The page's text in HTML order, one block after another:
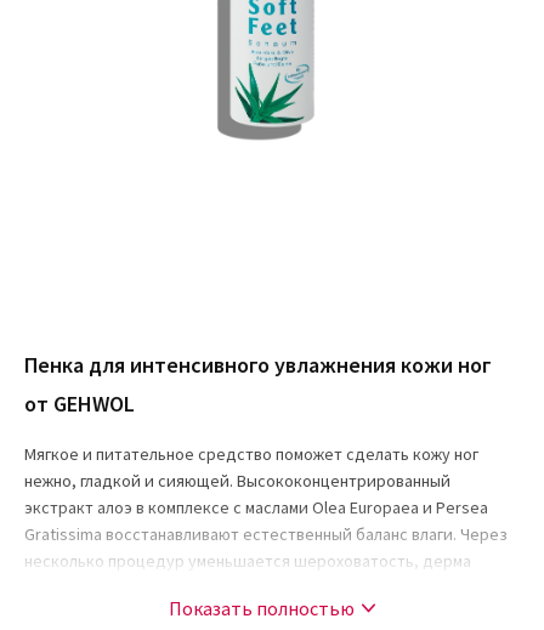
Пенка для интенсивного увлажнения кожи ног
от GEHWOL
Мягкое и питательное средство поможет сделать кожу ног
нежно, гладкой и сияющей. Высококонцентрированный
экстракт алоэ в комплексе с маслами Olea Europaea и Persea
Gratissima восстанавливают естественный баланс влаги. Через
несколько процедур уменьшается шероховатость, дерма
Показать полностью